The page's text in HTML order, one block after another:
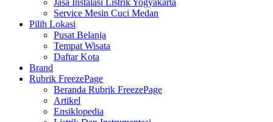
Jasa Instalasi Listrik Yogyakarta
Service Mesin Cuci Medan
Pilih Lokasi
Pusat Belanja
Tempat Wisata
Daftar Kota
Brand
Rubrik FreezePage
Beranda Rubrik FreezePage
Artikel
Ensiklopedia